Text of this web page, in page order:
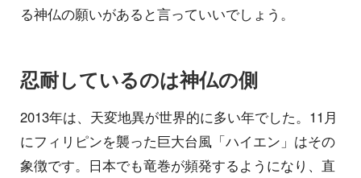
る神仏の願いがあると言っていいでしょう。
忍耐しているのは神仏の側
2013年は、天変地異が世界的に多い年でした。11月
にフィリピンを襲った巨大台風「ハイエン」はその
象徴です。日本でも竜巻が頻発するようになり、直